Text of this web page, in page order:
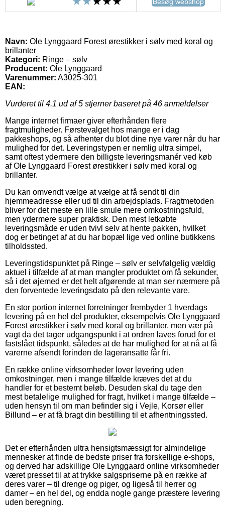
Navn: Ole Lynggaard Forest ørestikker i sølv med koral og
brillanter
Kategori: Ringe – sølv
Producent: Ole Lynggaard
Varenummer: A3025-301
EAN:
Vurderet til 4.1 ud af 5 stjerner baseret på 46 anmeldelser
Mange internet firmaer giver efterhånden flere
fragtmuligheder. Førstevalget hos mange er i dag
pakkeshops, og så afhenter du blot dine nye varer når du har
mulighed for det. Leveringstypen er nemlig ultra simpel,
samt oftest ydermere den billigste leveringsmanér ved køb
af Ole Lynggaard Forest ørestikker i sølv med koral og
brillanter.
Du kan omvendt vælge at vælge at få sendt til din
hjemmeadresse eller ud til din arbejdsplads. Fragtmetoden
bliver for det meste en lille smule mere omkostningsfuld,
men ydermere super praktisk. Den mest letkøbte
leveringsmåde er uden tvivl selv at hente pakken, hvilket
dog er betinget af at du har bopæl lige ved online butikkens
tilholdssted.
Leveringstidspunktet på Ringe – sølv er selvfølgelig vældig
aktuel i tilfælde af at man mangler produktet om få sekunder,
så i det øjemed er det helt afgørende at man ser nærmere på
den forventede leveringsdato på den relevante vare.
En stor portion internet forretninger frembyder 1 hverdags
levering på en hel del produkter, eksempelvis Ole Lynggaard
Forest ørestikker i sølv med koral og brillanter, men vær på
vagt da det tager udgangspunkt i at ordren laves forud for et
fastslået tidspunkt, således at de har mulighed for at nå at få
varerne afsendt forinden de lageransatte får fri.
En række online virksomheder lover levering uden
omkostninger, men i mange tilfælde kræves det at du
handler for et bestemt beløb. Desuden skal du tage den
mest betalelige mulighed for fragt, hvilket i mange tilfælde –
uden hensyn til om man befinder sig i Vejle, Korsør eller
Billund – er at få bragt din bestilling til et afhentningssted.
Det er efterhånden ultra hensigtsmæssigt for almindelige
mennesker at finde de bedste priser fra forskellige e-shops,
og derved har adskillige Ole Lynggaard online virksomheder
været presset til at at trykke salgspriserne på en række af
deres varer – til drenge og piger, og ligeså til herrer og
damer – en hel del, og endda nogle gange præstere levering
uden beregning.